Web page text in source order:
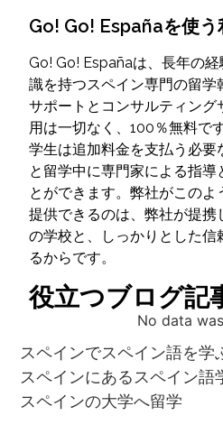
スペインでスペイン語を学
スペインにあるスペイン語
スペインの大学へ留学
Go! Go! Españaを使う
Go! Go! Españaは、長年の
識を持つスペイン専門の留学
サポートとコンサルティング
用は一切なく、100％無料で
学生は追加料金を支払う必要
と留学中に専門家による指導
とができます。弊社がこの
提供できるのは、弊社が提携
の学校と、しっかりとした信
るからです。
役立つブログ記
No data